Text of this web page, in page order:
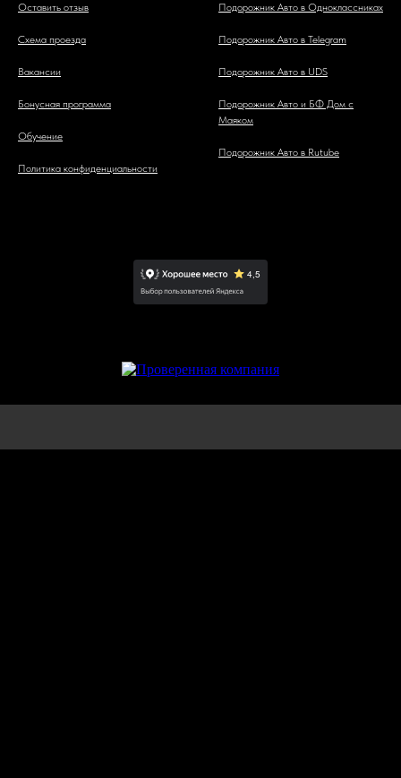
Оставить отзыв
Схема проезда
Вакансии
Бонусная программа
Обучение
Политика конфиденциальности
Подорожник Авто в Одноклассниках
Подорожник Авто в Telegram
Подорожник Авто в UDS
Подорожник Авто и БФ Дом с
Маяком
Подорожник Авто в Rutube